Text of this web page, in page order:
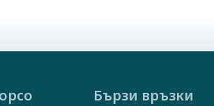
Бързи връзки